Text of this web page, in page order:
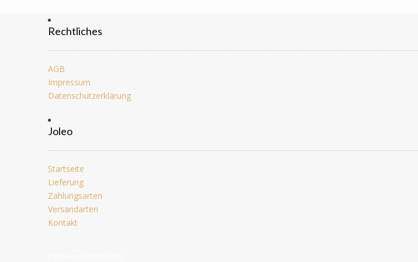
Rechtliches
AGB
Impressum
Datenschutzerklärung
Joleo
Startseite
Lieferung
Zahlungsarten
Versandarten
Kontakt